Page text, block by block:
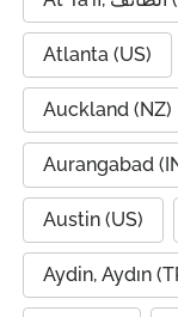
Atlanta (US)
Auckland (NZ)
Aurangabad
Austin (US)
Aydin, Aydın